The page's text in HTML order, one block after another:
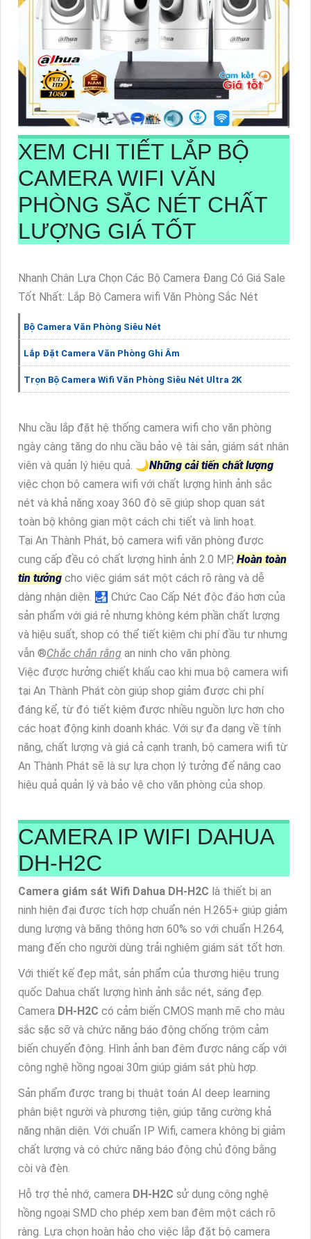
XEM CHI TIẾT LẮP BỘ
CAMERA WIFI VĂN
PHÒNG SẮC NÉT CHẤT
LƯỢNG GIÁ TỐT
Nhanh Chân Lựa Chọn Các Bộ Camera Đang Có Giá Sale
Tốt Nhất: Lắp Bộ Camera wifi Văn Phòng Sắc Nét
Bộ Camera Văn Phòng Siêu Nét
Lắp Đặt Camera Văn Phòng Ghi Âm
Trọn Bộ Camera Wifi Văn Phòng Siêu Nét Ultra 2K
Nhu cầu lắp đặt hệ thống camera wifi cho văn phòng
ngày càng tăng do nhu cầu bảo vệ tài sản, giám sát nhân
viên và quản lý hiệu quả. 🌙Những cải tiến chất lượng
việc chọn bộ camera wifi với chất lượng hình ảnh sắc
nét và khả năng xoay 360 độ sẽ giúp shop quan sát
toàn bộ không gian một cách chi tiết và linh hoạt.
Tại An Thành Phát, bộ camera wifi văn phòng được
cung cấp đều có chất lượng hình ảnh 2.0 MP, Hoàn toàn
tin tưởng cho việc giám sát một cách rõ ràng và dễ
dàng nhận diện. 🛃 Chức Cao Cấp Nét độc đáo hơn của
sản phẩm với giá rẻ nhưng không kém phần chất lượng
và hiệu suất, shop có thể tiết kiệm chi phí đầu tư nhưng
vẫn ®️Chắc chắn rằng an ninh cho văn phòng.
Việc được hưởng chiết khấu cao khi mua bộ camera wifi
tại An Thành Phát còn giúp shop giảm được chi phí
đáng kể, từ đó tiết kiệm được nhiều nguồn lực hơn cho
các hoạt động kinh doanh khác. Với sự đa dạng về tính
năng, chất lượng và giá cả cạnh tranh, bộ camera wifi từ
An Thành Phát sẽ là sự lựa chọn lý tưởng để nâng cao
hiệu quả quản lý và bảo vệ cho văn phòng của shop.
CAMERA IP WIFI DAHUA
DH-H2C
Camera giám sát Wifi Dahua DH-H2C là thiết bị an
ninh hiện đại được tích hợp chuẩn nén H.265+ giúp giảm
dung lượng và băng thông hơn 60% so với chuẩn H.264,
mang đến cho người dùng trải nghiệm giám sát tốt hơn.
Với thiết kế đẹp mắt, sản phẩm của thương hiệu trung
quốc Dahua chất lượng hình ảnh sắc nét, sáng đẹp.
Camera DH-H2C có cảm biến CMOS mạnh mẽ cho màu
sắc sặc sỡ và chức năng báo động chống trộm cảm
biến chuyển động. Hình ảnh ban đêm được nâng cấp với
công nghệ hồng ngoại 30m giúp giám sát phù hợp.
Sản phẩm được trang bị thuật toán AI deep learning
phân biệt người và phương tiện, giúp tăng cường khả
năng nhận diện. Với chuẩn IP Wifi, camera không bị giảm
chất lượng và có chức năng báo động chủ động bằng
còi và đèn.
Hỗ trợ thẻ nhớ, camera DH-H2C sử dụng công nghệ
hồng ngoại SMD cho phép xem ban đêm một cách rõ
ràng. Lựa chọn hoàn hảo cho việc lắp đặt bộ camera